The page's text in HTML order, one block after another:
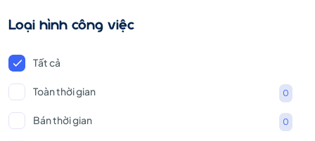
Loại hình công việc
Tất cả
Toàn thời gian 0
Bán thời gian 0